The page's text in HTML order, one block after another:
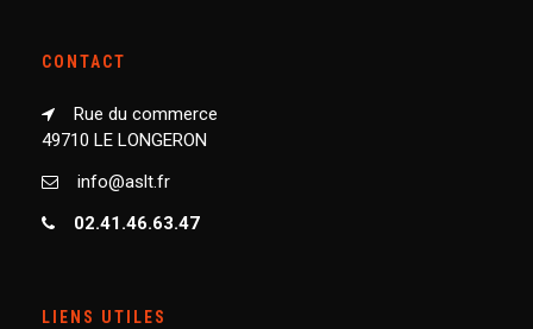
CONTACT
Rue du commerce
49710 LE LONGERON
info@aslt.fr
02.41.46.63.47
LIENS UTILES